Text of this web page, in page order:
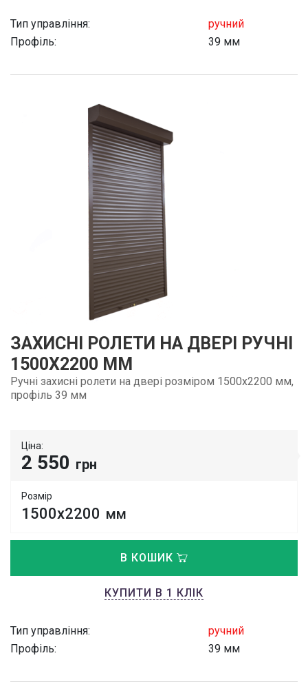
Тип управління:
ручний
Профіль:
39 мм
ЗАХИСНІ РОЛЕТИ НА ДВЕРІ РУЧНІ
1500Х2200 ММ
Ручні захисні ролети на двері розміром 1500х2200 мм,
профіль 39 мм
Ціна:
2 550 грн
Розмір
1500х2200 мм
В КОШИК
КУПИТИ В 1 КЛІК
Тип управління:
ручний
Профіль:
39 мм